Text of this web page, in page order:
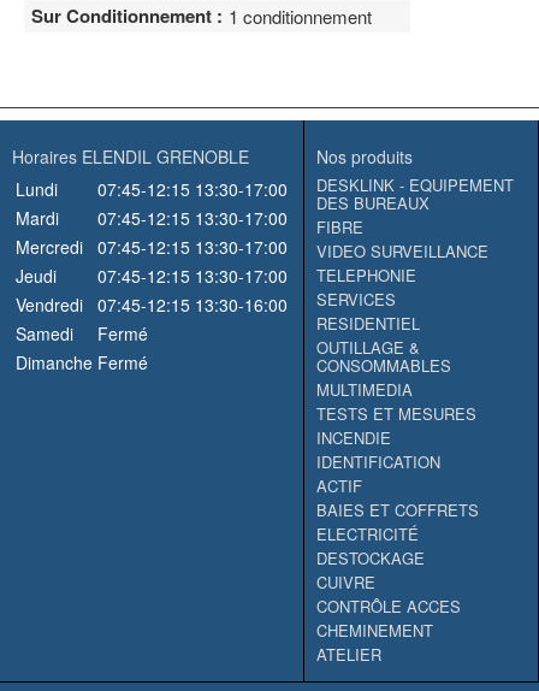
Sur Conditionnement : 1 conditionnement
Horaires ELENDIL GRENOBLE
Lundi
07:45-12:15 13:30-17:00
Mardi
07:45-12:15 13:30-17:00
Mercredi 07:45-12:15 13:30-17:00
Jeudi
07:45-12:15 13:30-17:00
Vendredi 07:45-12:15 13:30-16:00
Samedi
Fermé
Dimanche Fermé
Nos produits
DESKLINK - EQUIPEMENT
DES BUREAUX
FIBRE
VIDEO SURVEILLANCE
TELEPHONIE
SERVICES
RESIDENTIEL
OUTILLAGE &
CONSOMMABLES
MULTIMEDIA
TESTS ET MESURES
INCENDIE
IDENTIFICATION
ACTIF
BAIES ET COFFRETS
ELECTRICITÉ
DESTOCKAGE
CUIVRE
CONTRÔLE ACCES
CHEMINEMENT
ATELIER